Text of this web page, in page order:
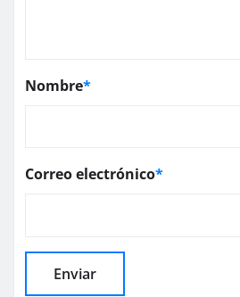
Nombre*
Correo electrónico*